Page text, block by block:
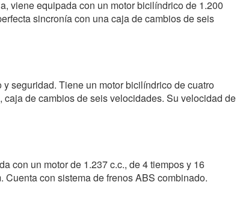
viene equipada con un motor bicilíndrico de 1.200
sincronía con una caja de cambios de seis
seguridad. Tiene un motor bicilíndrico de cuatro
de cambios de seis velocidades. Su velocidad de
con un motor de 1.237 c.c., de 4 tiempos y 16
con sistema de frenos ABS combinado.